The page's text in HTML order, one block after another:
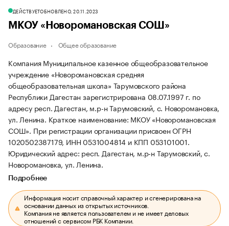
ДЕЙСТВУЕТОБНОВЛЕНО, 20.11.2023
МКОУ «Новоромановская СОШ»
Образование Общее образование
Компания Муниципальное казенное общеобразовательное
учреждение «Новоромановская средняя
общеобразовательная школа» Тарумовского района
Республики Дагестан зарегистрирована 08.07.1997 г. по
адресу респ. Дагестан, м.р-н Тарумовский, с. Новоромановка,
ул. Ленина. Краткое наименование: МКОУ «Новоромановская
СОШ». При регистрации организации присвоен ОГРН
1020502387179, ИНН 0531004814 и КПП 053101001.
Юридический адрес: респ. Дагестан, м.р-н Тарумовский, с.
Новоромановка, ул. Ленина.
Подробнее
Информация носит справочный характер и сгенерирована на
основании данных из открытых источников.
Компания не является пользователем и не имеет деловых
отношений с сервисом РБК Компании.